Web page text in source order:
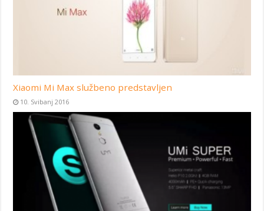
Xiaomi Mi Max službeno predstavljen
10. Svibanj 2016